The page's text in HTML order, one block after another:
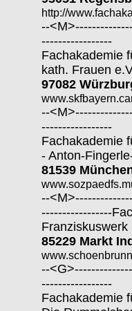
http://
--
-----------------
Fachakademie
kath. Frauen
97082
--
-----------------
Fachakademie
- Anton-
81539
--
-----------------
Franziskuswerk
85229 Markt
--
-----------------
Fachakademie